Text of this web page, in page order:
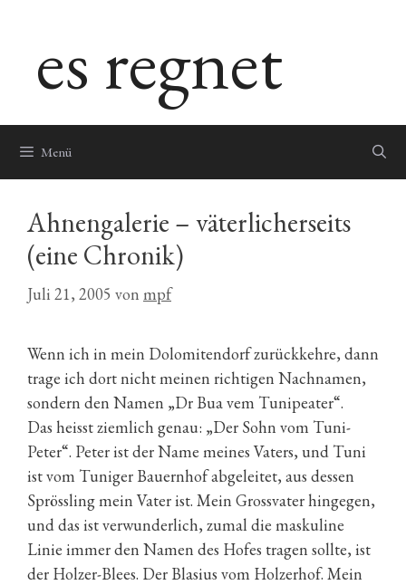
springenes regnet
Menü
Ahnengalerie – väterlicherseits
(eine Chronik)
Juli 21, 2005 von mpf
Wenn ich in mein Dolomitendorf zurückkehre, dann
trage ich dort nicht meinen richtigen Nachnamen,
sondern den Namen „Dr Bua vem Tunipeater“.
Das heisst ziemlich genau: „Der Sohn vom Tuni-
Peter“. Peter ist der Name meines Vaters, und Tuni
ist vom Tuniger Bauernhof abgeleitet, aus dessen
Sprössling mein Vater ist. Mein Grossvater hingegen,
und das ist verwunderlich, zumal die maskuline
Linie immer den Namen des Hofes tragen sollte, ist
der Holzer-Blees. Der Blasius vom Holzerhof. Mein